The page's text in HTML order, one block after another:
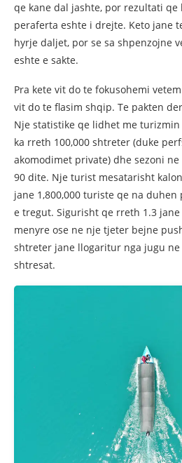
qe kane dal jashte, por rezultati
peraferta eshte i drejte. Keto jane
hyrje daljet, por se sa shpenzojne
eshte e sakte.
Pra kete vit do te fokusohemi
vit do te flasim shqip. Te pakten
Nje statistike qe lidhet me
ka rreth 100,000 shtreter (duke
akomodimet private) dhe sezoni
90 dite. Nje turist mesatarisht
jane 1,800,000 turiste qe na
e tregut. Sigurisht qe rreth 1.3
menyre ose ne nje tjeter bejne
shtreter jane llogaritur nga jugu
shtresat.